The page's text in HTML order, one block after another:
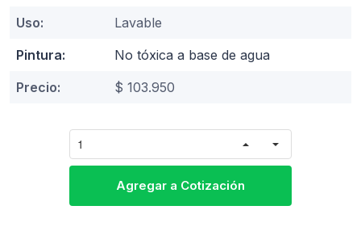
Uso:
Lavable
Pintura:
No tóxica a base de agua
Precio:
$ 103.950
Agregar a Cotización